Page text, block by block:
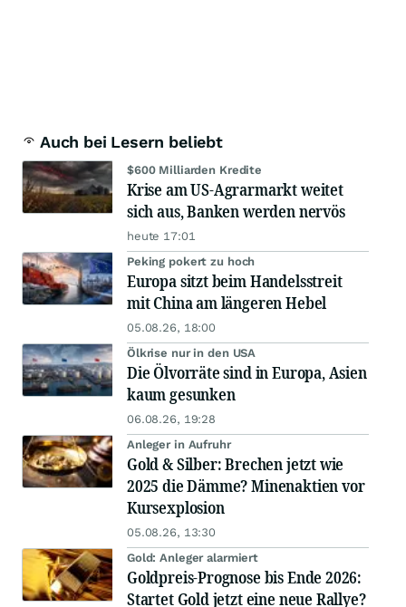
Auch bei Lesern beliebt
$600 Milliarden Kredite
Krise am US-Agrarmarkt weitet
sich aus, Banken werden nervös
heute 17:01
Peking pokert zu hoch
Europa sitzt beim Handelsstreit
mit China am längeren Hebel
05.08.26, 18:00
Ölkrise nur in den USA
Die Ölvorräte sind in Europa, Asien
kaum gesunken
06.08.26, 19:28
Anleger in Aufruhr
Gold & Silber: Brechen jetzt wie
2025 die Dämme? Minenaktien vor
Kursexplosion
05.08.26, 13:30
Gold: Anleger alarmiert
Goldpreis-Prognose bis Ende 2026:
Startet Gold jetzt eine neue Rallye?